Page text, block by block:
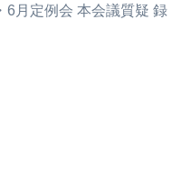
6月定例会 本会議質疑 録